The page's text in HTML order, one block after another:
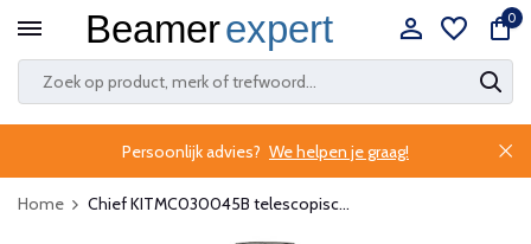
0
Persoonlijk advies? We helpen je graag!
Home Chief KITMC030045B telescopisc...